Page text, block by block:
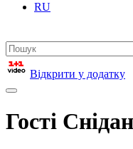
RU
Відкрити у додатку
Гості